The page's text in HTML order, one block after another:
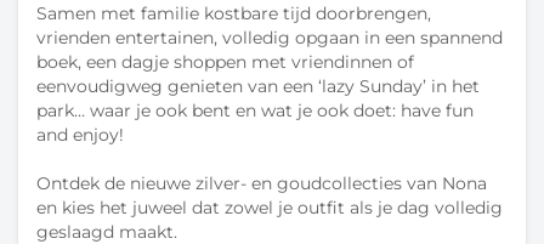
Samen met familie kostbare tijd doorbrengen,
vrienden entertainen, volledig opgaan in een spannend
boek, een dagje shoppen met vriendinnen of
eenvoudigweg genieten van een ‘lazy Sunday’ in het
park… waar je ook bent en wat je ook doet: have fun
and enjoy!
Ontdek de nieuwe zilver- en goudcollecties van Nona
en kies het juweel dat zowel je outfit als je dag volledig
geslaagd maakt.